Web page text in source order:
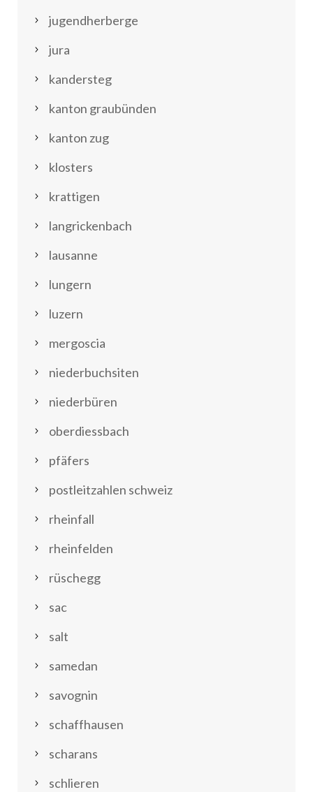
jugendherberge
jura
kandersteg
kanton graubünden
kanton zug
klosters
krattigen
langrickenbach
lausanne
lungern
luzern
mergoscia
niederbuchsiten
niederbüren
oberdiessbach
pfäfers
postleitzahlen schweiz
rheinfall
rheinfelden
rüschegg
sac
salt
samedan
savognin
schaffhausen
scharans
schlieren